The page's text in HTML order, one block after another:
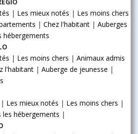
| Les mieux notés | Les moins chers
| Chez l'habitant | Auberges
hébergements
| Les moins chers | Animaux admis
l'habitant | Auberge de jeunesse |
| Les mieux notés | Les moins chers |
les hébergements |